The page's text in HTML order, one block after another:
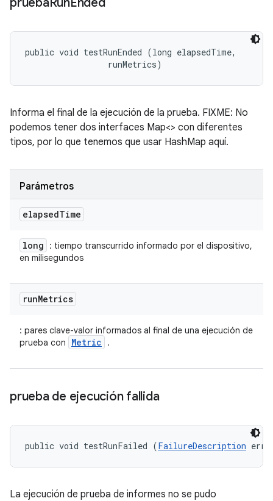
public void testRunEnded (long elapsedTime,
runMetrics)
Informa el final de la ejecución de la prueba. FIXME: No
podemos tener dos interfaces Map<> con diferentes
tipos, por lo que tenemos que usar HashMap aquí.
Parámetros
elapsedTime
long
: tiempo transcurrido informado por el dispositivo,
en milisegundos
runMetrics
: pares clave-valor informados al final de una ejecución de
prueba con
Metric .
prueba de ejecución fallida
public void testRunFailed (FailureDescription
La ejecución de prueba de informes no se pudo